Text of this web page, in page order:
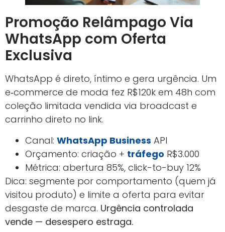
Promoção Relâmpago Via
WhatsApp com Oferta
Exclusiva
WhatsApp é direto, íntimo e gera urgência. Um
e‑commerce de moda fez R$120k em 48h com
coleção limitada vendida via broadcast e
carrinho direto no link.
Canal: WhatsApp Business API
Orçamento: criação + tráfego R$3.000
Métrica: abertura 85%, click-to-buy 12%
Dica: segmente por comportamento (quem já
visitou produto) e limite a oferta para evitar
desgaste de marca. Urgência controlada
vende — desespero estraga.